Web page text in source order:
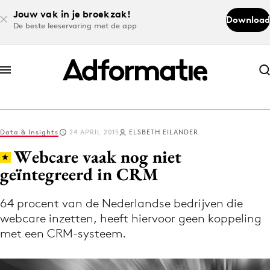
Jouw vak in je broekzak!
De beste leeservaring met de app
Download
Abonneer nu
Abonneer nu
Log in
Volg het laatste nieuws via de Adformatie
Nieuws app
Data & Insights 24 APRIL 2015 ELSBETH EILANDER
Webcare vaak nog niet
geïntegreerd in CRM
64 procent van de Nederlandse bedrijven die
webcare inzetten, heeft hiervoor geen koppeling
met een CRM-systeem.